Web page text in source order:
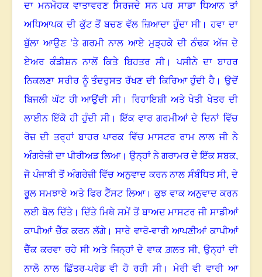
ਦਾ ਮਨਮੋਹਕ ਵਾਤਾਵਰਣ ਸਿਰਜਦੇ ਸਨ ਪਰ ਸਾਡਾ ਧਿਆਨ ਤਾਂ
ਅਧਿਆਪਕ ਦੀ ਕੁੱਟ ਤੋਂ ਬਚਣ ਵੱਲ ਜ਼ਿਆਦਾ ਹੁੰਦਾ ਸੀ।ਹਵਾ ਦਾ
ਬੁੱਲਾ ਆਉਣ ’ਤੇ ਗਰਮੀ ਨਾਲ ਆਏ ਮੁੜ੍ਹਕੇ ਦੀ ਠੰਢਕ ਅੱਜ ਦੇ
ਏਅਰ ਕੰਡੀਸ਼ਨ ਨਾਲੋਂ ਕਿਤੇ ਬਿਹਤਰ ਸੀ।ਪਸੀਨੇ ਦਾ ਬਾਹਰ
ਨਿਕਲਣਾ ਸਰੀਰ ਨੂੰ ਤੰਦਰੁਸਤ ਰੱਖਣ ਦੀ ਕਿਰਿਆ ਹੁੰਦੀ ਹੈ ।ਉਦੋਂ
ਬਿਜਲੀ ਘੱਟ ਹੀ ਆਉਂਦੀ ਸੀ। ਰਿਹਾਇਸ਼ੀ ਅਤੇ ਖੇਤੀ ਖੇਤਰ ਦੀ
ਲਾਈਨ ਇੱਕੋ ਹੀ ਹੁੰਦੀ ਸੀ।ਇੱਕ ਵਾਰ ਗਰਮੀਆਂ ਦੇ ਦਿਨਾਂ ਵਿੱਚ
ਰੋਜ਼ ਦੀ ਤਰ੍ਹਾਂ ਬਾਹਰ ਪਾਰਕ ਵਿੱਚ ਮਾਸਟਰ ਰਾਮ ਲਾਲ ਜੀ ਨੇ
ਅੰਗਰੇਜ਼ੀ ਦਾ ਪੀਰੀਅਡ ਲਿਆ। ਉਨ੍ਹਾਂ ਨੇ ਗਰਾਮਰ ਦੇ ਇੱਕ ਸਬਕ,
ਜੋ ਪੰਜਾਬੀ ਤੋਂ ਅੰਗਰੇਜ਼ੀ ਵਿੱਚ ਅਨੁਵਾਦ ਕਰਨ ਨਾਲ ਸੰਬੰਧਿਤ ਸੀ,ਦੇ
ਰੂਲ ਸਮਝਾਏ ਅਤੇ ਫਿਰ ਟੈੱਸਟ ਲਿਆ। ਕੁਝ ਵਾਕ ਅਨੁਵਾਦ ਕਰਨ
ਲਈ ਬੋਲ ਦਿੱਤੇ।ਦਿੱਤੇ ਮਿਥੇ ਸਮੇਂ ਤੋਂ ਬਾਅਦ ਮਾਸਟਰ ਜੀ ਸਾਡੀਆਂ
ਕਾਪੀਆਂ ਚੈੱਕ ਕਰਨ ਲੱਗੇ।ਸਾਰੇ ਵਾਰੋ-ਵਾਰੀ ਆਪਣੀਆਂ ਕਾਪੀਆਂ
ਚੈੱਕ ਕਰਵਾ ਰਹੇ ਸੀ ਅਤੇ ਜਿਨ੍ਹਾਂ ਦੇ ਵਾਕ ਗ਼ਲਤ ਸੀ, ਉਨ੍ਹਾਂ ਦੀ
ਨਾਲੋ ਨਾਲ ਛਿੱਤਰ-ਪਰੇਡ ਵੀ ਹੋ ਰਹੀ ਸੀ। ਮੇਰੀ ਵੀ ਵਾਰੀ ਆ